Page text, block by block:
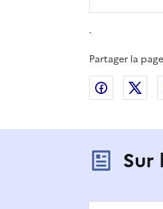
.
Partager la page
Partager
Sur